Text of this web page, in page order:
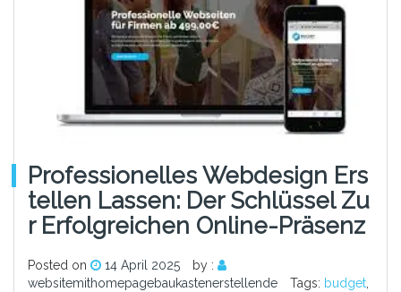
Professionelles Webdesign Ers
Tellen Lassen: Der Schlüssel Zu
R Erfolgreichen Online-Präsenz
Posted on 14 April 2025
by :
websitemithomepagebaukastenerstellende
Tags: budget